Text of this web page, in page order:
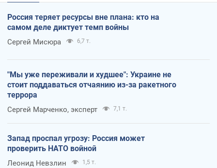
Россия теряет ресурсы вне плана: кто на
самом деле диктует темп войны
Сергей Мисюра 6,7 т.
"Мы уже переживали и худшее": Украине не
стоит поддаваться отчаянию из-за ракетного
террора
Сергей Марченко, эксперт 7,1 т.
Запад проспал угрозу: Россия может
проверить НАТО войной
Леонид Невзлин 1,5 т.